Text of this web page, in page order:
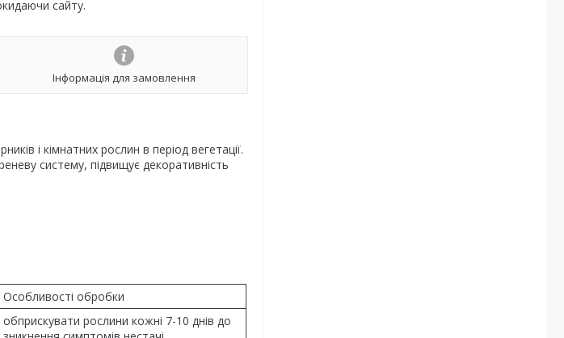
сайту.
Інформація для замовлення
і кімнатних рослин в період вегетації.
систему, підвищує декоративність
Особливості обробки
обприскувати рослини кожні 7-10 днів до